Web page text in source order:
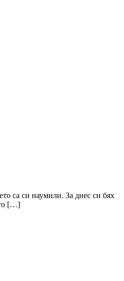
са си наумили. За днес си бях
[…]